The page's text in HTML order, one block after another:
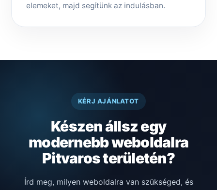
elemeket, majd segítünk az indulásban.
KÉRJ AJÁNLATOT
Készen állsz egy
modernebb weboldalra
Pitvaros területén?
Írd meg, milyen weboldalra van szükséged, és